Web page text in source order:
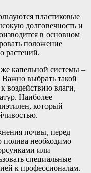
пластиковые
долговечность и
в основном
положение
растений.
капельной системы –
выбрать такой
воздействию влаги,
Наиболее
который
почвы, перед
полива необходимо
или
специальные
к профессионалам.